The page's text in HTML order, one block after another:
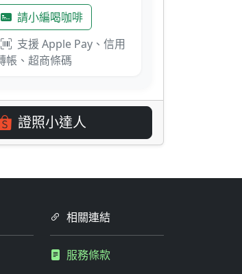
請小編喝咖啡
支援 Apple Pay、信用
帳、超商條碼
證照小達人
相關連結
服務條款